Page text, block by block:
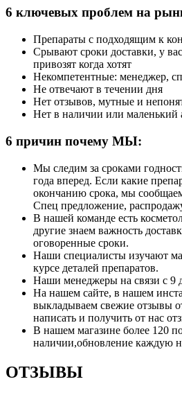
6 ключевых проблем на
Препараты с подходящим к
Срывают сроки доставки, у
привозят когда хотят
Некомпетентные: менеджер,
Не отвечают в течении дня
Нет отзывов, мутные и
Нет в наличии или маленький
6 причин почему МЫ:
Мы следим за сроками
года вперед. Если какие
окончанию срока, мы
Спец предложение,
В нашей команде есть
другие знаем важность
оговоренные сроки.
Наши специалисты изучают
курсе деталей препаратов.
Наши менеджеры на связи с 9
На нашем сайте, в нашем
выкладываем свежие отзывы
написать и получить от нас
В нашем магазине более 120
наличии,обновление каждую
ОТЗЫВЫ